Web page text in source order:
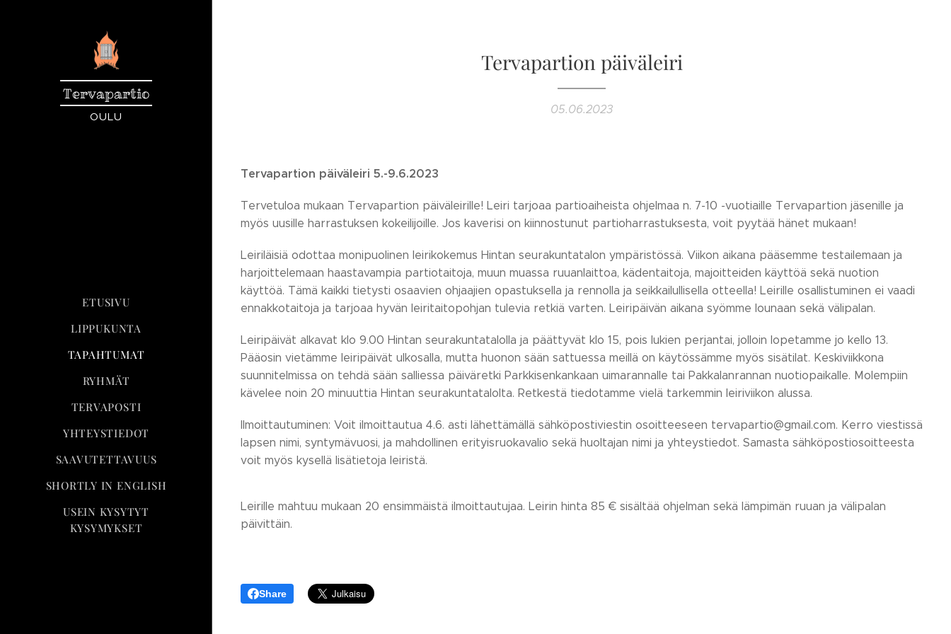
Tervapartio
OULU
ETUSIVU
LIPPUKUNTA
TAPAHTUMAT
RYHMÄT
TERVAPOSTI
YHTEYSTIEDOT
SAAVUTETTAVUUS
SHORTLY IN ENGLISH
USEIN KYSYTYT
KYSYMYKSET
Tervapartion päiväleiri
05.06.2023
Tervapartion päiväleiri 5.-9.6.2023
Tervetuloa mukaan Tervapartion päiväleirille! Leiri tarjoaa partioaiheista ohjelmaa n. 7-10 -vuotiaille Tervapartion jäsenille ja
myös uusille harrastuksen kokeilijoille. Jos kaverisi on kiinnostunut partioharrastuksesta, voit pyytää hänet mukaan!
Leiriläisiä odottaa monipuolinen leirikokemus Hintan seurakuntatalon ympäristössä. Viikon aikana pääsemme testailemaan ja
harjoittelemaan haastavampia partiotaitoja, muun muassa ruuanlaittoa, kädentaitoja, majoitteiden käyttöä sekä nuotion
käyttöä. Tämä kaikki tietysti osaavien ohjaajien opastuksella ja rennolla ja seikkailullisella otteella! Leirille osallistuminen ei vaadi
ennakkotaitoja ja tarjoaa hyvän leiritaitopohjan tulevia retkiä varten. Leiripäivän aikana syömme lounaan sekä välipalan.
Leiripäivät alkavat klo 9.00 Hintan seurakuntatalolla ja päättyvät klo 15, pois lukien perjantai, jolloin lopetamme jo kello 13.
Pääosin vietämme leiripäivät ulkosalla, mutta huonon sään sattuessa meillä on käytössämme myös sisätilat. Keskiviikkona
suunnitelmissa on tehdä sään salliessa päiväretki Parkkisenkankaan uimarannalle tai Pakkalanrannan nuotiopaikalle. Molempiin
kävelee noin 20 minuuttia Hintan seurakuntatalolta. Retkestä tiedotamme vielä tarkemmin leiriviikon alussa.
Ilmoittautuminen: Voit ilmoittautua 4.6. asti lähettämällä sähköpostiviestin osoitteeseen tervapartio@gmail.com. Kerro viestissä
lapsen nimi, syntymävuosi, ja mahdollinen erityisruokavalio sekä huoltajan nimi ja yhteystiedot. Samasta sähköpostiosoitteesta
voit myös kysellä lisätietoja leiristä.
Leirille mahtuu mukaan 20 ensimmäistä ilmoittautujaa. Leirin hinta 85 € sisältää ohjelman sekä lämpimän ruuan ja välipalan
päivittäin.
Share